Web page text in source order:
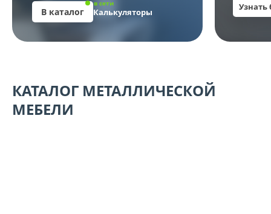
В каталог
в сети
Калькуляторы
КАТАЛОГ МЕТАЛЛИЧЕСКОЙ
МЕБЕЛИ